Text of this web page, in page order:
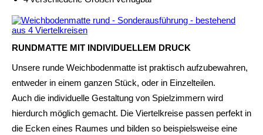
RUNDMATTE MIT INDIVIDUELLEM DRUCK
Unsere runde Weichbodenmatte ist praktisch aufzubewahren,
entweder in einem ganzen Stück, oder in Einzelteilen.
Auch die individuelle Gestaltung von Spielzimmern wird
hierdurch möglich gemacht. Die Viertelkreise passen perfekt in
die Ecken eines Raumes und bilden so beispielsweise eine